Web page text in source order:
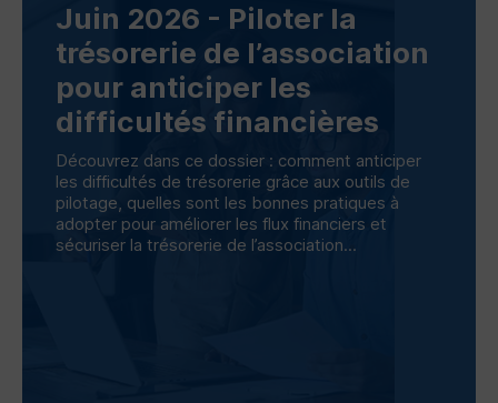
Juin 2026 - Piloter la
trésorerie de l’association
pour anticiper les
difficultés financières
Découvrez dans ce dossier : comment anticiper
les difficultés de trésorerie grâce aux outils de
pilotage, quelles sont les bonnes pratiques à
adopter pour améliorer les flux financiers et
sécuriser la trésorerie de l’association...